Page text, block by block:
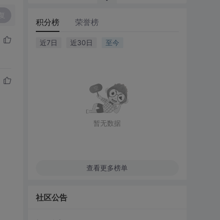
积分榜 荣誉榜
近7日 近30日 至今
暂无数据
查看更多榜单
社区公告